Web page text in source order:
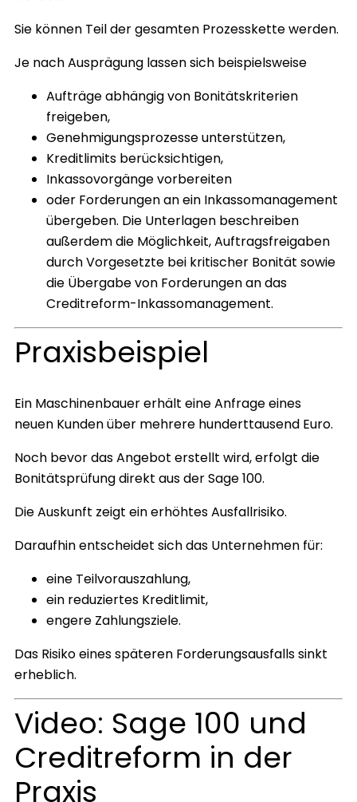
Sie können Teil der gesamten Prozesskette werden.
Je nach Ausprägung lassen sich beispielsweise
Aufträge abhängig von Bonitätskriterien
freigeben,
Genehmigungsprozesse unterstützen,
Kreditlimits berücksichtigen,
Inkassovorgänge vorbereiten
oder Forderungen an ein Inkassomanagement
übergeben. Die Unterlagen beschreiben
außerdem die Möglichkeit, Auftragsfreigaben
durch Vorgesetzte bei kritischer Bonität sowie
die Übergabe von Forderungen an das
Creditreform-Inkassomanagement.
Praxisbeispiel
Ein Maschinenbauer erhält eine Anfrage eines
neuen Kunden über mehrere hunderttausend Euro.
Noch bevor das Angebot erstellt wird, erfolgt die
Bonitätsprüfung direkt aus der Sage 100.
Die Auskunft zeigt ein erhöhtes Ausfallrisiko.
Daraufhin entscheidet sich das Unternehmen für:
eine Teilvorauszahlung,
ein reduziertes Kreditlimit,
engere Zahlungsziele.
Das Risiko eines späteren Forderungsausfalls sinkt
erheblich.
Video: Sage 100 und
Creditreform in der
Praxis